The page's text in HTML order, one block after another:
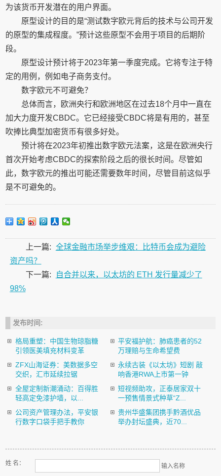
为该货币开发潜在的用户界面。
原型设计的目的是“测试数字欧元背后的技术与公司开发
的原型的集成程度。”预计这些原型不会用于项目的后期阶
段。
原型设计预计将于2023年第一季度完成。它将专注于特
定的用例，例如电子商务支付。
数字欧元不可避免？
总体而言，欧洲央行和欧洲地区在过去18个月中一直在
加大力度开发CBDC。它已经接受CBDC将是有用的，甚至
吹捧比典型加密货币有很多好处。
预计将在2023年初推出数字欧元法案，这是在欧洲央行
首次开始考虑CBDC的探索阶段之后的很长时间。尽管如
此，数字欧元的推出可能还需要数年时间，尽管目前这似乎
是不可避免的。
上一篇: 全球金融市场举步维艰：比特币会成为避险
资产吗？
下一篇:
自合并以来，以太坊的 ETH 发行量减少了
98%
发布时间:
格局重塑：中国生物琼脂糖
引领医美填充材料变革
平安福护航：肺癌患者的52
万理赔与生命希望费
ZFX山海证券：美数据多空
交织，汇市延续拉锯
永续古装《以太坊》短剧 敲
响香港RWA上市第一钟
全屋定制新潮涌动：百得胜
轻高定免漆护墙，以...
短视频助攻，正泰居家双十
一预售情景式种草“Z...
公司资产管理办法，平安银
行数字口袋手把手教你
贵州华盛集团携手黔酒优品
举办封坛盛典，近70...
姓 名： 输入名称